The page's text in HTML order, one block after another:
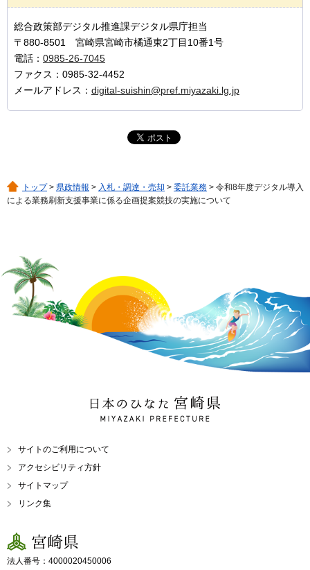
総合政策部デジタル推進課デジタル県庁担当
〒880-8501 宮崎県宮崎市橘通東2丁目10番1号
電話： 0985-26-7045
ファクス：0985-32-4452
メールアドレス： digital-suishin@pref.miyazaki.lg.jp
トップ> 県政情報 > 入札・調達・売却 > 委託業務 > 令和8年度デジタル導入
による業務刷新支援事業に係る企画提案競技の実施について
日本のひなた 宮崎県
MIYAZAKI PREFECTURE
サイトのご利用について
アクセシビリティ方針
サイトマップ
リンク集
宮崎県
法人番号：4000020450006